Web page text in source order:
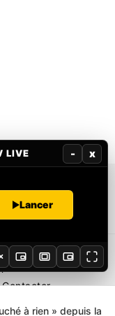
Google Play
Mentions légales
Contacter
à rien » depuis la
LIVE - x
Lancer